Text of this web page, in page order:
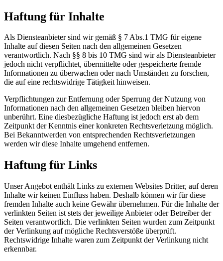
Haftung für Inhalte
Als Diensteanbieter sind wir gemäß § 7 Abs.1 TMG für eigene
Inhalte auf diesen Seiten nach den allgemeinen Gesetzen
verantwortlich. Nach §§ 8 bis 10 TMG sind wir als Diensteanbieter
jedoch nicht verpflichtet, übermittelte oder gespeicherte fremde
Informationen zu überwachen oder nach Umständen zu forschen,
die auf eine rechtswidrige Tätigkeit hinweisen.
Verpflichtungen zur Entfernung oder Sperrung der Nutzung von
Informationen nach den allgemeinen Gesetzen bleiben hiervon
unberührt. Eine diesbezügliche Haftung ist jedoch erst ab dem
Zeitpunkt der Kenntnis einer konkreten Rechtsverletzung möglich.
Bei Bekanntwerden von entsprechenden Rechtsverletzungen
werden wir diese Inhalte umgehend entfernen.
Haftung für Links
Unser Angebot enthält Links zu externen Websites Dritter, auf deren
Inhalte wir keinen Einfluss haben. Deshalb können wir für diese
fremden Inhalte auch keine Gewähr übernehmen. Für die Inhalte der
verlinkten Seiten ist stets der jeweilige Anbieter oder Betreiber der
Seiten verantwortlich. Die verlinkten Seiten wurden zum Zeitpunkt
der Verlinkung auf mögliche Rechtsverstöße überprüft.
Rechtswidrige Inhalte waren zum Zeitpunkt der Verlinkung nicht
erkennbar.